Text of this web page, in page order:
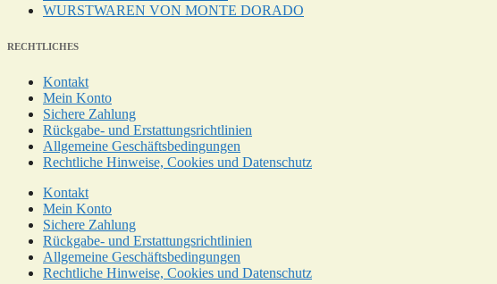
WURSTWAREN VON MONTE DORADO
RECHTLICHES
Kontakt
Mein Konto
Sichere Zahlung
Rückgabe- und Erstattungsrichtlinien
Allgemeine Geschäftsbedingungen
Rechtliche Hinweise, Cookies und Datenschutz
Kontakt
Mein Konto
Sichere Zahlung
Rückgabe- und Erstattungsrichtlinien
Allgemeine Geschäftsbedingungen
Rechtliche Hinweise, Cookies und Datenschutz